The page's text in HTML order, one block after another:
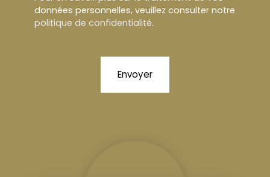
données personnelles, veuillez consulter notre
politique de confidentialité.
Envoyer